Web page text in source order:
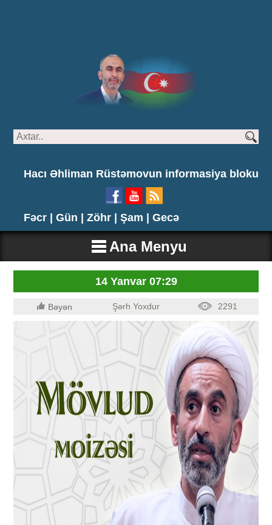
Hacı Əhliman Rüstəmovun informasiya bloku
Fəcr | Gün | Zöhr | Şam | Gecə
Ana Menyu
14 Yanvar 07:29
Bəyən Şərh Yoxdur 2291